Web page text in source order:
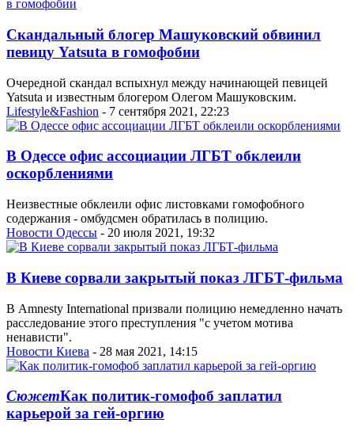
Скандальный блогер Машуковский обвинил
певицу Yatsuta в гомофобии
Очередной скандал вспыхнул между начинающей певицей
Yatsuta и известным блогером Олегом Машуковским.
Lifestyle&Fashion - 7 сентября 2021, 22:23
В Одессе офис ассоциации ЛГБТ обклеили
оскорблениями
Неизвестные обклеили офис листовками гомофобного
содержания - омбудсмен обратилась в полицию.
Новости Одессы - 20 июля 2021, 19:32
В Киеве сорвали закрытый показ ЛГБТ-фильма
В Amnesty International призвали полицию немедленно начать
расследование этого преступления "с учетом мотива
ненависти".
Новости Киева - 28 мая 2021, 14:15
СюжетКак политик-гомофоб заплатил
карьерой за гей-оргию